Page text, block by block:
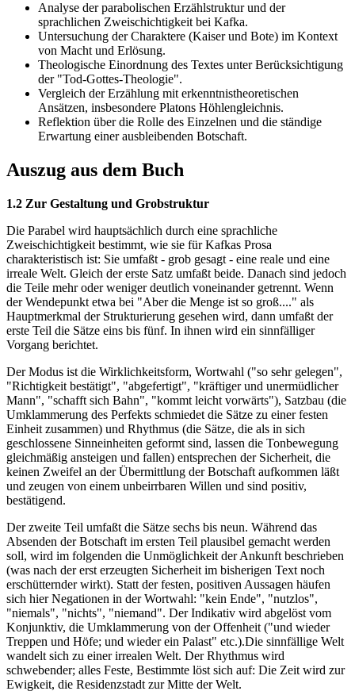
Analyse der parabolischen Erzählstruktur und der
sprachlichen Zweischichtigkeit bei Kafka.
Untersuchung der Charaktere (Kaiser und Bote) im Kontext
von Macht und Erlösung.
Theologische Einordnung des Textes unter Berücksichtigung
der "Tod-Gottes-Theologie".
Vergleich der Erzählung mit erkenntnistheoretischen
Ansätzen, insbesondere Platons Höhlengleichnis.
Reflektion über die Rolle des Einzelnen und die ständige
Erwartung einer ausbleibenden Botschaft.
Auszug aus dem Buch
1.2 Zur Gestaltung und Grobstruktur
Die Parabel wird hauptsächlich durch eine sprachliche
Zweischichtigkeit bestimmt, wie sie für Kafkas Prosa
charakteristisch ist: Sie umfaßt - grob gesagt - eine reale und eine
irreale Welt. Gleich der erste Satz umfaßt beide. Danach sind jedoch
die Teile mehr oder weniger deutlich voneinander getrennt. Wenn
der Wendepunkt etwa bei "Aber die Menge ist so groß...." als
Hauptmerkmal der Strukturierung gesehen wird, dann umfaßt der
erste Teil die Sätze eins bis fünf. In ihnen wird ein sinnfälliger
Vorgang berichtet.
Der Modus ist die Wirklichkeitsform, Wortwahl ("so sehr gelegen",
"Richtigkeit bestätigt", "abgefertigt", "kräftiger und unermüdlicher
Mann", "schafft sich Bahn", "kommt leicht vorwärts"), Satzbau (die
Umklammerung des Perfekts schmiedet die Sätze zu einer festen
Einheit zusammen) und Rhythmus (die Sätze, die als in sich
geschlossene Sinneinheiten geformt sind, lassen die Tonbewegung
gleichmäßig ansteigen und fallen) entsprechen der Sicherheit, die
keinen Zweifel an der Übermittlung der Botschaft aufkommen läßt
und zeugen von einem unbeirrbaren Willen und sind positiv,
bestätigend.
Der zweite Teil umfaßt die Sätze sechs bis neun. Während das
Absenden der Botschaft im ersten Teil plausibel gemacht werden
soll, wird im folgenden die Unmöglichkeit der Ankunft beschrieben
(was nach der erst erzeugten Sicherheit im bisherigen Text noch
erschütternder wirkt). Statt der festen, positiven Aussagen häufen
sich hier Negationen in der Wortwahl: "kein Ende", "nutzlos",
"niemals", "nichts", "niemand". Der Indikativ wird abgelöst vom
Konjunktiv, die Umklammerung von der Offenheit ("und wieder
Treppen und Höfe; und wieder ein Palast" etc.).Die sinnfällige Welt
wandelt sich zu einer irrealen Welt. Der Rhythmus wird
schwebender; alles Feste, Bestimmte löst sich auf: Die Zeit wird zur
Ewigkeit, die Residenzstadt zur Mitte der Welt.